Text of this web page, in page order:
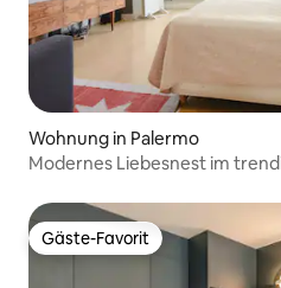
Wohnung in Palermo
Modernes Liebesnest im
Gäste-Favorit
Gäste-Favorit